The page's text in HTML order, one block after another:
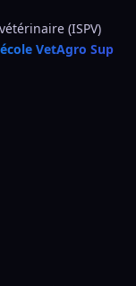
(ISPV)
VetAgro Sup